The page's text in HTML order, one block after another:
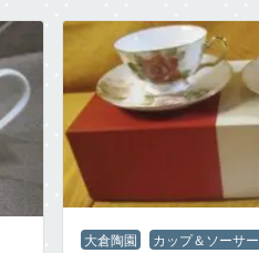
大倉陶園 カップ＆ソーサー